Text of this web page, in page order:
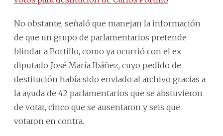
No obstante, señaló que manejan la información
de que un grupo de parlamentarios pretende
blindar a Portillo, como ya ocurrió con el ex
diputado José María Ibáñez, cuyo pedido de
destitución había sido enviado al archivo gracias a
la ayuda de 42 parlamentarios que se abstuvieron
de votar, cinco que se ausentaron y seis que
votaron en contra.